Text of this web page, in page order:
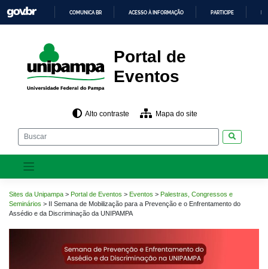
para
o
CONTEÚDO
COMUNICA BR ACESSO À INFORMAÇÃO PARTICIPE
Portal de
Eventos
Alto contraste Mapa do site
Sites da Unipampa > Portal de Eventos > Eventos > Palestras, Congressos e
Seminários >
II Semana de Mobilização para a Prevenção e o Enfrentamento do
Assédio e da Discriminação da UNIPAMPA